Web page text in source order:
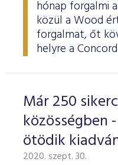
hónap forgalmi
közül a Wood
forgalmat, őt
helyre a
Már 250
közösségben
ötödik
2020. szept. 30.